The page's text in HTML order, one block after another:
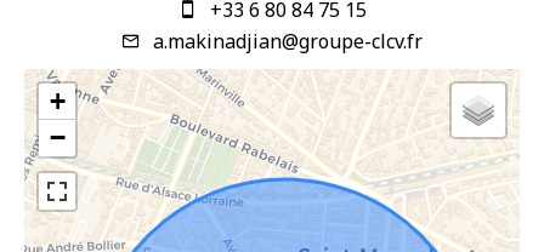
+33 6 80 84 75 15
a.makinadjian@groupe-clcv.fr
+
−